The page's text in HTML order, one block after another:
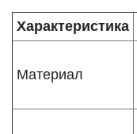
Характеристика
Материал